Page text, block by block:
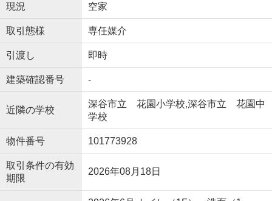
現況 空家
取引態様 専任媒介
引渡し 即時
建築確認番号 -
近隣の学校
深谷市立 花園小学校,深谷市立 花園中
学校
物件番号 101773928
取引条件の有効
期限
2026年08月18日